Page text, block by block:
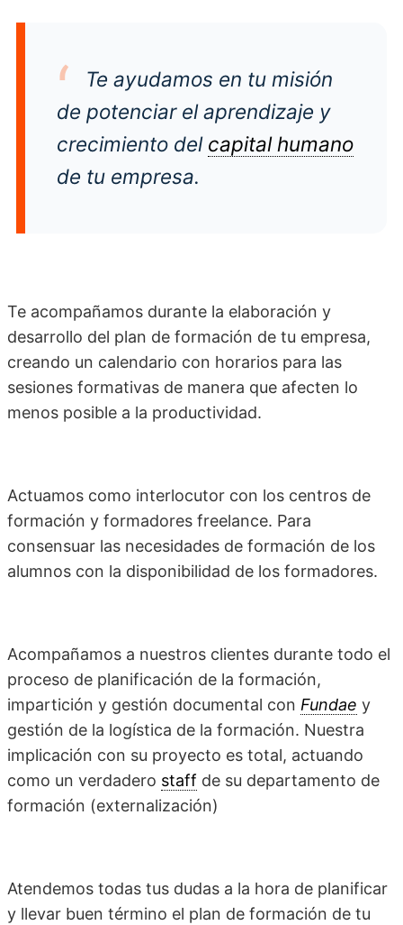
Te ayudamos en tu misión
de potenciar el aprendizaje y
crecimiento del capital humano
de tu empresa.
Te acompañamos durante la elaboración y
desarrollo del plan de formación de tu empresa,
creando un calendario con horarios para las
sesiones formativas de manera que afecten lo
menos posible a la productividad.
Actuamos como interlocutor con los centros de
formación y formadores freelance. Para
consensuar las necesidades de formación de los
alumnos con la disponibilidad de los formadores.
Acompañamos a nuestros clientes durante todo el
proceso de planificación de la formación,
impartición y gestión documental con Fundae y
gestión de la logística de la formación. Nuestra
implicación con su proyecto es total, actuando
como un verdadero staff de su departamento de
formación (externalización)
Atendemos todas tus dudas a la hora de planificar
y llevar buen término el plan de formación de tu